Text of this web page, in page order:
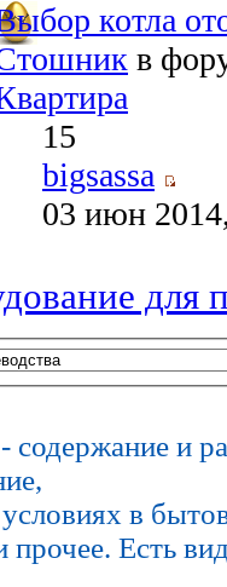
котла
в
15
bigsassa
03 июн
для
содержание и
в
прочее. Есть